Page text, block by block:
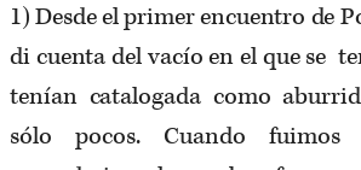
1) Desde el primer encuentro de
di cuenta del vacío en el que se
tenían catalogada como
sólo pocos. Cuando fuimos